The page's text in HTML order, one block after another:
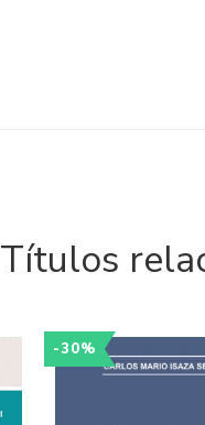
Títulos
-30%